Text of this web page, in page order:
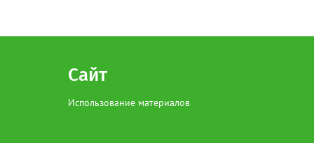
Сайт
Использование материалов